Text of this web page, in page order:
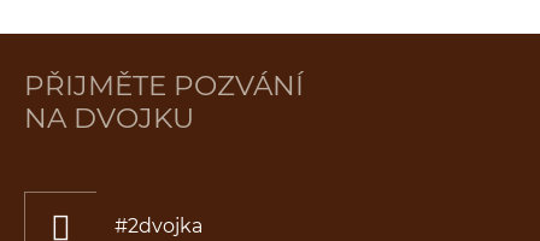
PŘIJMĚTE POZVÁNÍ
NA DVOJKU
#2dvojka